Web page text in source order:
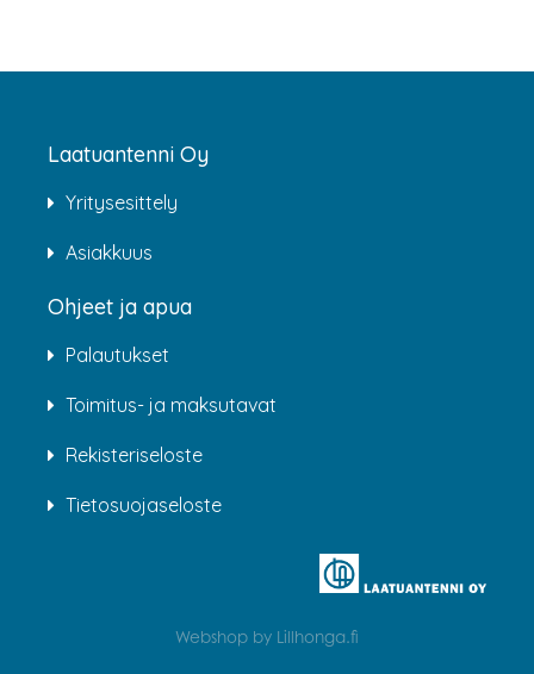
Laatuantenni Oy
Yritysesittely
Asiakkuus
Ohjeet ja apua
Palautukset
Toimitus- ja maksutavat
Rekisteriseloste
Tietosuojaseloste
Webshop by Lillhonga.fi